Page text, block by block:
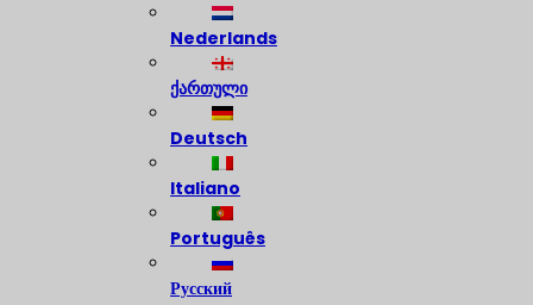
Nederlands
ქართული
Deutsch
Italiano
Português
Русский